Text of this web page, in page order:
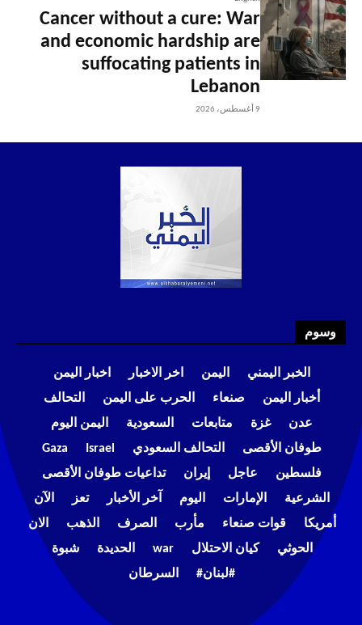
Cancer without a cure: War
and economic hardship are
suffocating patients in
Lebanon
9 أغسطس، 2026
وسوم
الخبر اليمني اليمن اخر الاخبار
اخبار اليمن
أخبار اليمن
صنعاء الحرب على اليمن
التحالف
عدن
غزة متابعات السعودية
اليمن اليوم
طوفان الأقصى
التحالف السعودي Israel
Gaza
فلسطين
عاجل إيران
تداعيات طوفان الأقصى
الشرعية
الإمارات اليوم آخر الأخبار تعز
الآن
أمريكا
قوات صنعاء مأرب الصرف الذهب
الان
الحوثي
كيان الاحتلال war الحديدة
شبوة
#لبنان#
السرطان